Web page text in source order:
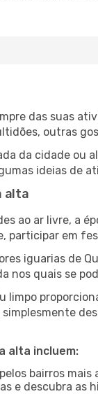
das suas
outras
da cidade ou
ideias de
alta
ao ar livre, a
participar em
iguarias de
nos quais se
limpo
alta incluem:
bairros
e descubra